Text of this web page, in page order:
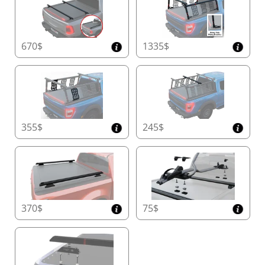
Design Compact du Conteneur pour un Gain
d'Espace
Maximisez la capacité de votre benne avec les
dimensions compactes leaders sur le marché du
Tessera Roll+ :
• Double Cabine : 20 cm x 23 cm (H x L)
• Cabine Simple/Spacieuse et Modèles
Américains : 26 cm x 30 cm (H x L)
Ce design innovant offre plus d'espace de
chargement utilisable sans compromettre la
durabilité.
Couvercle de Conteneur avec Accès Facile
Effectuez facilement l'entretien grâce au
couvercle de conteneur spécialement conçu,
offrant un accès rapide et sans effort au Tessera
Roll+, garantissant un fonctionnement fluide et
une longue durée de vie.
Rails Latéraux de Précision Fabriqués à la Main
Construit avec des rails latéraux de précision de
670$ 1335$
355$ 245$
370$ 75$